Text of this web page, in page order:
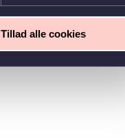
Tillad alle cookies